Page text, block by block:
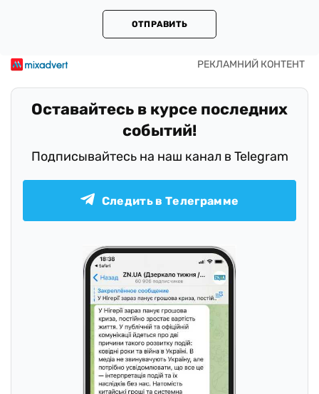
ОТПРАВИТЬ
Оставайтесь в курсе последних
событий!
Подписывайтесь на наш канал в Telegram
Следить в Телеграмме